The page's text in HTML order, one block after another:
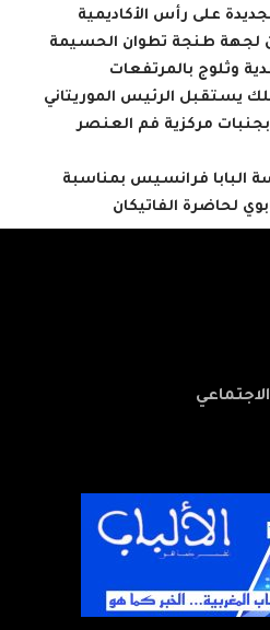
على رأس الأكاديمية
لجهة طنجة تطوان الحسيمة
وثلوج بالمرتفعات
يستقبل الرئيس الموريتاني
مركزية فم العنصر
البابا فرانسيس بمناسبة
لحاضرة الفاتيكان